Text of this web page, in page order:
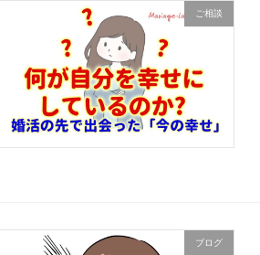
ご相談
ブログ